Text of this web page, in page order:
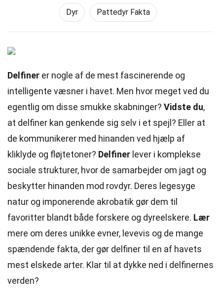
Dyr Pattedyr Fakta
Delfiner er nogle af de mest fascinerende og
intelligente væsner i havet. Men hvor meget ved du
egentlig om disse smukke skabninger? Vidste du,
at delfiner kan genkende sig selv i et spejl? Eller at
de kommunikerer med hinanden ved hjælp af
kliklyde og fløjtetoner? Delfiner lever i komplekse
sociale strukturer, hvor de samarbejder om jagt og
beskytter hinanden mod rovdyr. Deres legesyge
natur og imponerende akrobatik gør dem til
favoritter blandt både forskere og dyreelskere. Lær
mere om deres unikke evner, levevis og de mange
spændende fakta, der gør delfiner til en af havets
mest elskede arter. Klar til at dykke ned i delfinernes
verden?